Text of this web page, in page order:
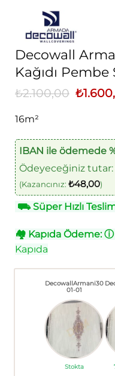
Decowall
Kağıdı
₺2.100,00 Orijinal
₺
16m²
IBAN ile ödemede
Ödeyeceğiniz tutar:
(Kazancınız: ₺48,00)
⛟Süper Hızlı
🏘 Kapıda Ödeme: ⓘ
Kapıda
DecowallArmani30
01-01
Stokta